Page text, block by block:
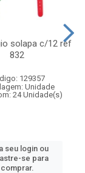
solapa c/12 ref
832
129357
Unidade
24 Unidade(s)
seu login ou
se para
comprar.